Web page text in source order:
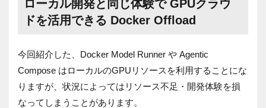
ローカル開発と同じ体験で GPUクラウ
ドを活用できる Docker Offload
今回紹介した、Docker Model Runner や Agentic
Compose はローカルのGPUリソースを利用することにな
りますが、状況によってはリソース不足・開発体験を損
なってしまうことがあります。